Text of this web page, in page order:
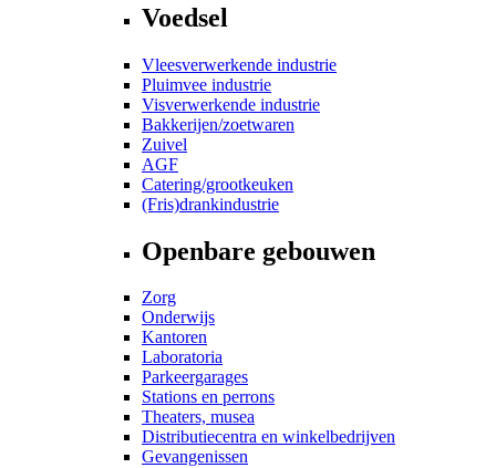
Voedsel
Vleesverwerkende industrie
Pluimvee industrie
Visverwerkende industrie
Bakkerijen/zoetwaren
Zuivel
AGF
Catering/grootkeuken
(Fris)drankindustrie
Openbare gebouwen
Zorg
Onderwijs
Kantoren
Laboratoria
Parkeergarages
Stations en perrons
Theaters, musea
Distributiecentra en winkelbedrijven
Gevangenissen